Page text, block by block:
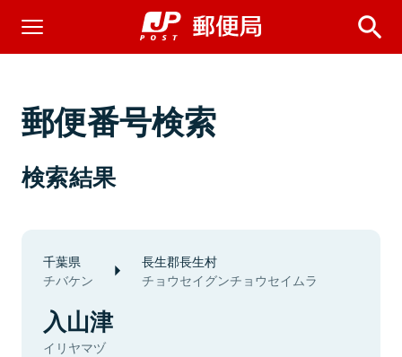
郵便番号検索
検索結果
千葉県
チバケン
長生郡長生村
チョウセイグンチョウセイムラ
入山津
イリヤマヅ